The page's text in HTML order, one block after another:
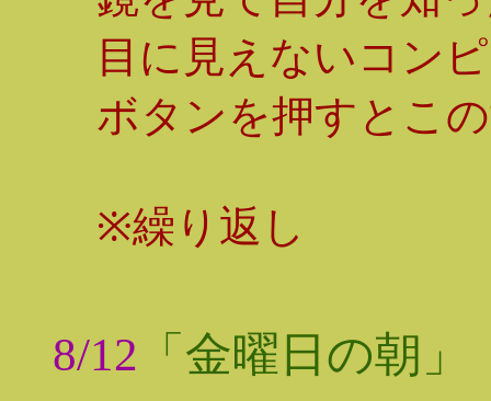
目に見えないコン
ボタンを押すとこ
※繰り返し
8/12 「金曜日の朝」